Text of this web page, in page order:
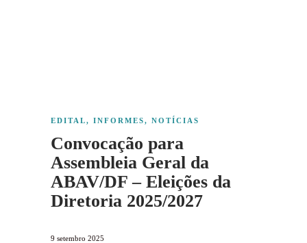
EDITAL, INFORMES, NOTÍCIAS
Convocação para
Assembleia Geral da
ABAV/DF – Eleições da
Diretoria 2025/2027
9 setembro 2025